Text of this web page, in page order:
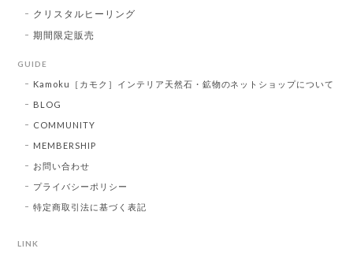
クリスタルヒーリング
期間限定販売
GUIDE
Kamoku［カモク］インテリア天然石・鉱物のネットショップについて
BLOG
COMMUNITY
MEMBERSHIP
お問い合わせ
プライバシーポリシー
特定商取引法に基づく表記
LINK